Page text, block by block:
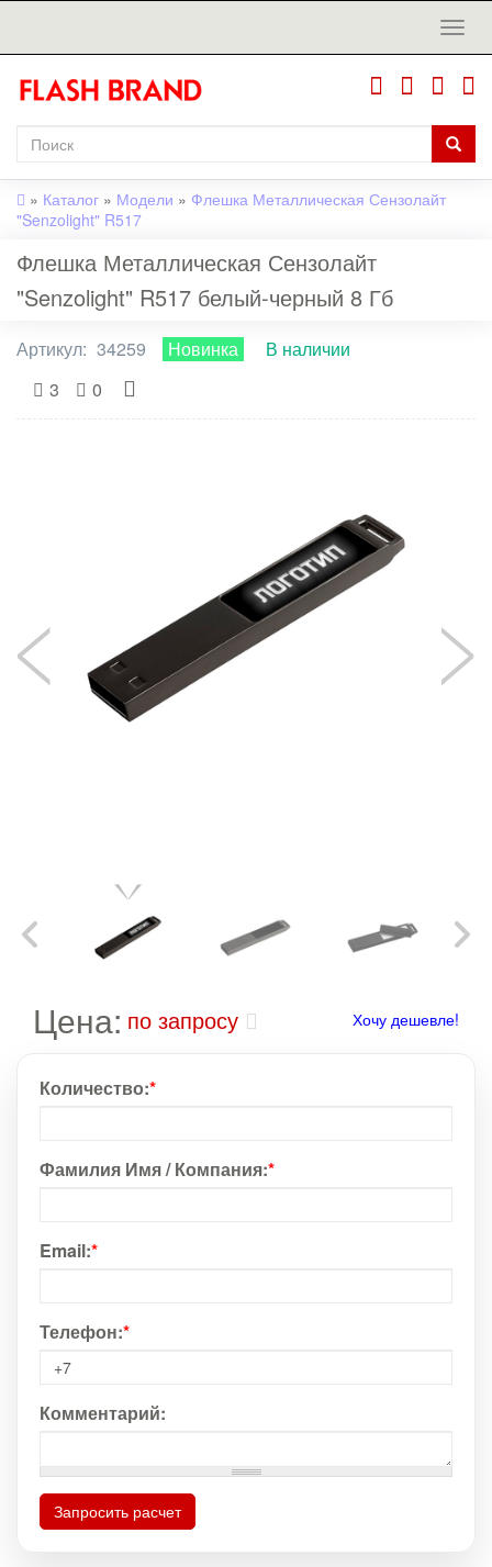
» Каталог » Модели » Флешка Металлическая Сензолайт
"Senzolight" R517
Флешка Металлическая Сензолайт
"Senzolight" R517 белый-черный 8 Гб
Артикул: 34259 Новинка
В наличии
3
0
Цена: по запросу Хочу дешевле!
Количество:*
Фамилия Имя / Компания:*
Email:*
Телефон:*
Комментарий:
Запросить расчет